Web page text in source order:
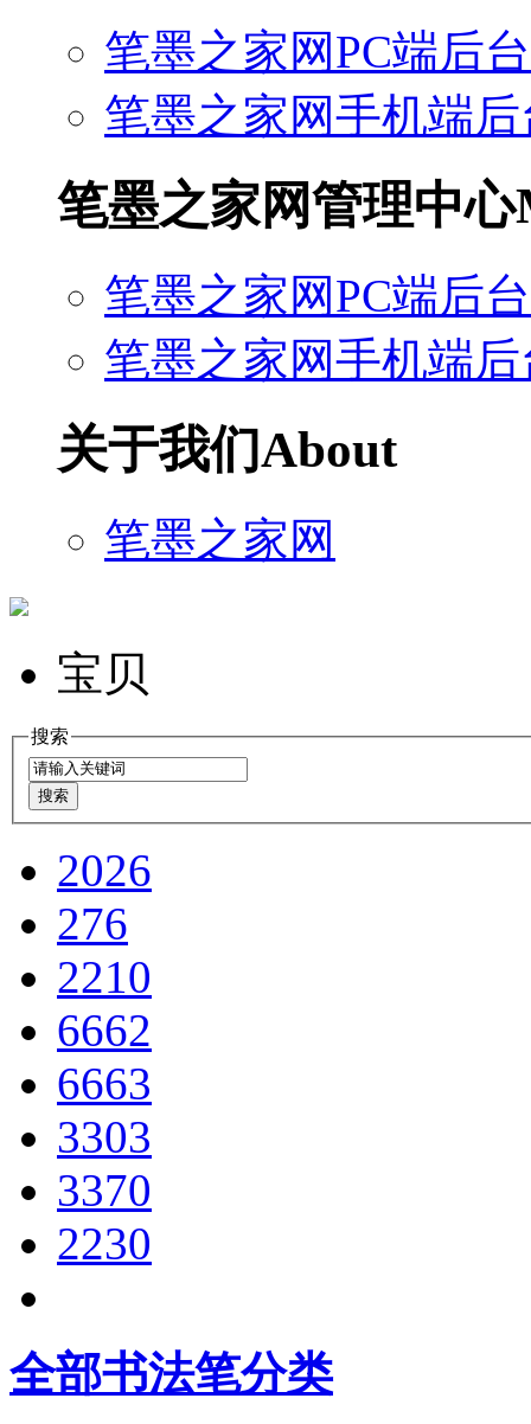
笔墨之家网PC端后台
笔墨之家网手机端后
笔墨之家网管理中心
笔墨之家网PC端后台
笔墨之家网手机端后
关于我们About
笔墨之家网
宝贝
搜索
2026
276
2210
6662
6663
3303
3370
2230
全部书法笔分类